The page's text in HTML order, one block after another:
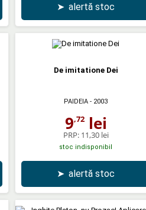
➤ alertă stoc
De imitatione Dei
PAIDEIA - 2003
9,72lei
PRP: 11,30 lei
stoc indisponibil
➤ alertă stoc